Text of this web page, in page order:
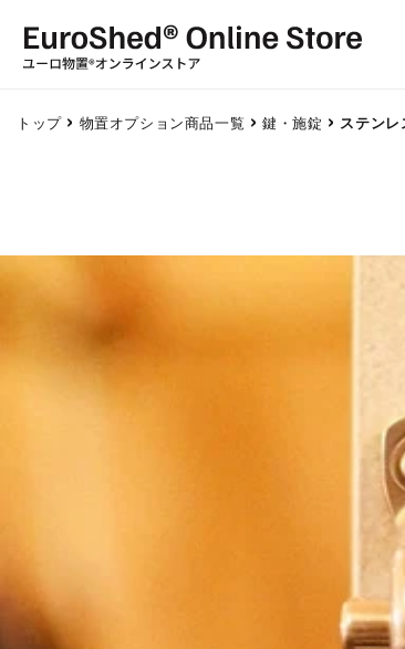
ンツに
進む
トップ 物置オプション商品一覧 鍵・施錠 ステンレ